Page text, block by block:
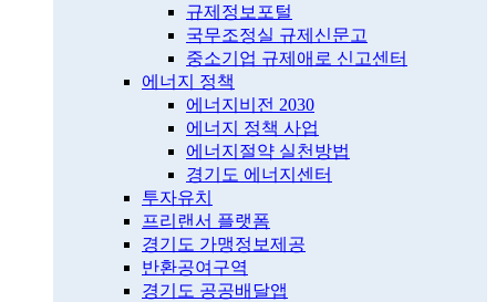
규제정보포털
국무조정실 규제신문고
중소기업 규제애로 신고센터
에너지 정책
에너지비전 2030
에너지 정책 사업
에너지절약 실천방법
경기도 에너지센터
투자유치
프리랜서 플랫폼
경기도 가맹정보제공
반환공여구역
경기도 공공배달앱